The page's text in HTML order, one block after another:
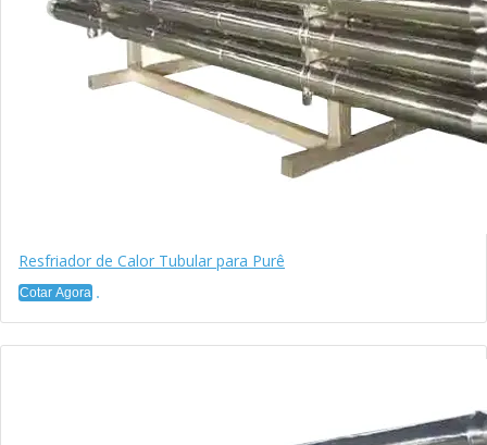
Resfriador de Calor Tubular para Purê
Cotar Agora